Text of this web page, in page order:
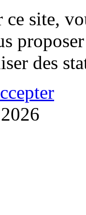
ce site,
des